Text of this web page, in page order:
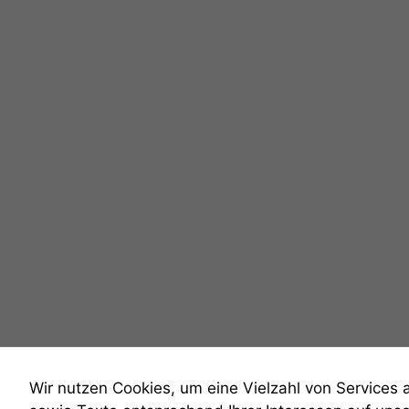
Wir nutzen Cookies, um eine Vielzahl von